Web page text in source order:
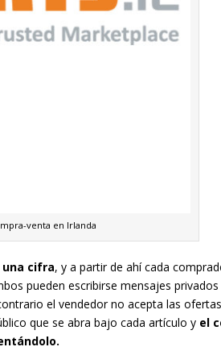
venta en Irlanda
cifra, y a partir de ahí cada
pueden escribirse mensajes
el vendedor no acepta las
que se abra bajo cada artículo y el